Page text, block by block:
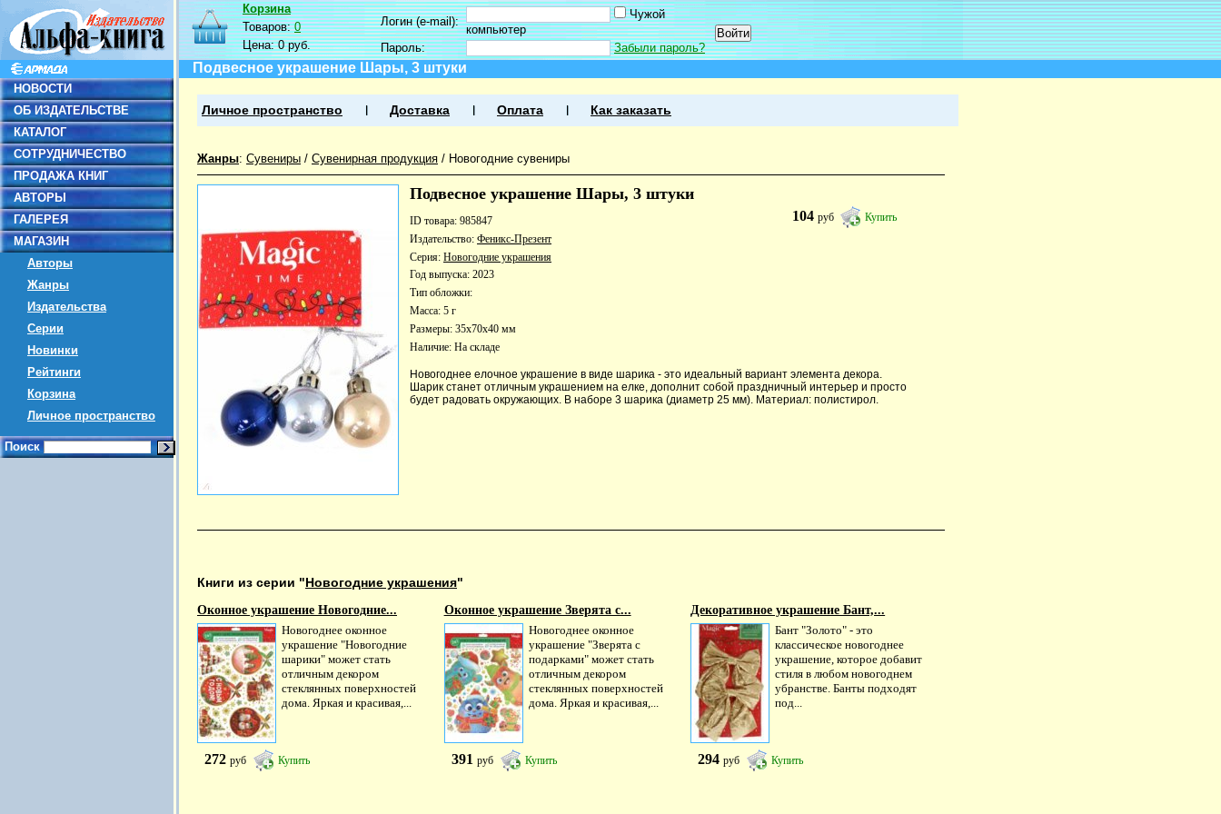
НОВОСТИ
ОБ ИЗДАТЕЛЬСТВЕ
КАТАЛОГ
СОТРУДНИЧЕСТВО
ПРОДАЖА КНИГ
АВТОРЫ
ГАЛЕРЕЯ
МАГАЗИН
Авторы
Жанры
Издательства
Серии
Новинки
Рейтинги
Корзина
Личное пространство
Поиск
Корзина
Товаров:0
Цена:0 руб.
Логин (e-mail):
Чужой
компьютер
Пароль:
Забыли пароль?
Подвесное украшение Шары, 3 штуки
Личное пространство Доставка Оплата Как заказать
Жанры: Сувениры / Сувенирная продукция / Новогодние сувениры
Подвесное украшение Шары, 3 штуки
104руб Купить
ID товара: 985847
Издательство: Феникс-Презент
Серия: Новогодние украшения
Год выпуска: 2023
Тип обложки:
Масса: 5 г
Размеры: 35x70x40 мм
Наличие: На складе
Новогоднее елочное украшение в виде шарика - это идеальный вариант элемента декора.
Шарик станет отличным украшением на елке, дополнит собой праздничный интерьер и просто
будет радовать окружающих. В наборе 3 шарика (диаметр 25 мм). Материал: полистирол.
Книги из серии "Новогодние украшения"
Оконное украшение Новогодние...
Новогоднее оконное
украшение "Новогодние
шарики" может стать
отличным декором
стеклянных поверхностей
дома. Яркая и красивая,...
272 руб Купить
Оконное украшение Зверята с...
Новогоднее оконное
украшение "Зверята с
подарками" может стать
отличным декором
стеклянных поверхностей
дома. Яркая и красивая,...
391 руб Купить
Декоративное украшение Бант,...
Бант "Золото" - это
классическое новогоднее
украшение, которое добавит
стиля в любом новогоднем
убранстве. Банты подходят
под...
294руб Купить